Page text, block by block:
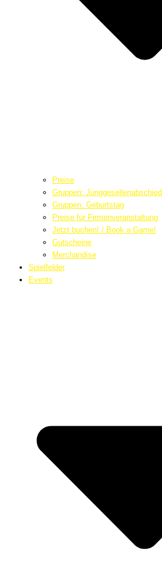
Preise
Gruppen: Junggesellenabschied
Gruppen: Geburtstag
Preise für Firmenveranstaltung
Jetzt buchen! / Book a Game!
Gutscheine
Merchandise
Spielfelder
Events